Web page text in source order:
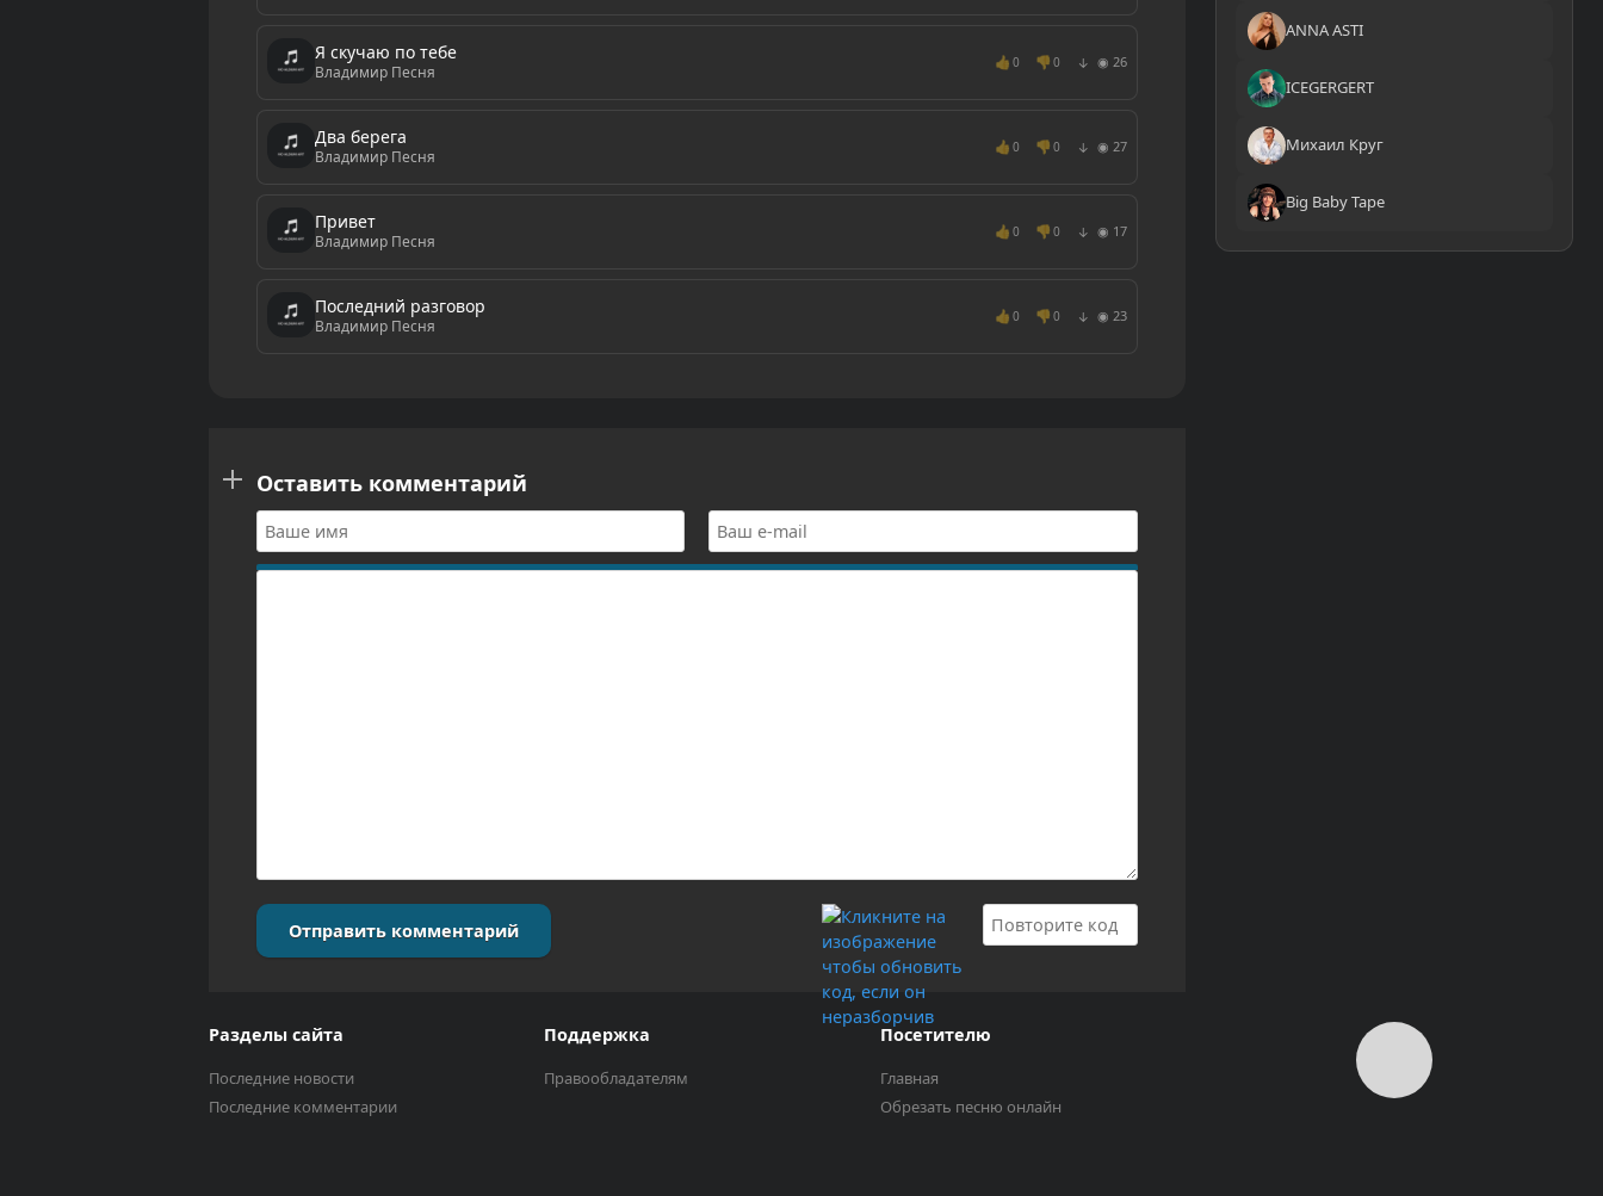
ANNA ASTI
ICEGERGERT
Михаил Круг
Big Baby Tape
Я cкучаю по тебе
Владимир Песня
👍 0 👎 0 ↓ ◉ 26
Два берега
Владимир Песня
👍 0 👎 0 ↓ ◉ 27
Привет
Владимир Песня
👍 0 👎 0 ↓ ◉ 17
Последний разговор
Владимир Песня
👍 0 👎 0 ↓ ◉ 23
Оставить комментарий
Отправить комментарий
Разделы сайта
Последние новости
Последние комментарии
Поддержка
Правообладателям
Посетителю
Главная
Обрезать песню онлайн